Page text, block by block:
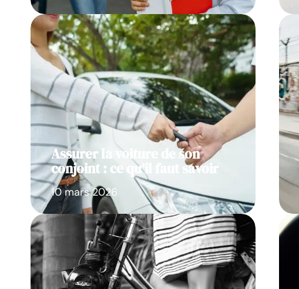
Assurer la voiture de son
conjoint : ce qu’il faut savoir
10 mars 2026